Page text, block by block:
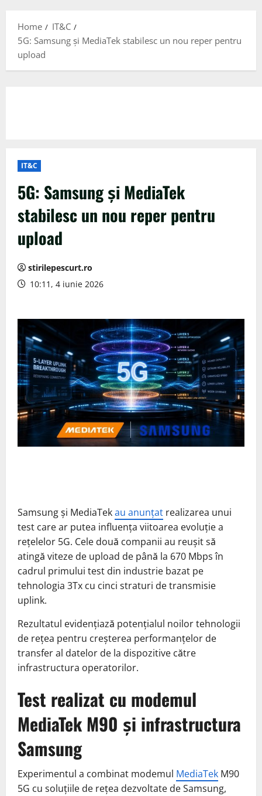
Home
IT&C
5G: Samsung și MediaTek stabilesc un nou reper pentru
upload
IT&C
5G: Samsung și MediaTek
stabilesc un nou reper pentru
upload
stirilepescurt.ro
10:11, 4 iunie 2026
Samsung și MediaTekau anunțat realizarea unui
test care ar putea influența viitoarea evoluție a
rețelelor 5G. Cele două companii au reușit să
atingă viteze de upload de până la 670 Mbps în
cadrul primului test din industrie bazat pe
tehnologia 3Tx cu cinci straturi de transmisie
uplink.
Rezultatul evidențiază potențialul noilor tehnologii
de rețea pentru creșterea performanțelor de
transfer al datelor de la dispozitive către
infrastructura operatorilor.
Test realizat cu modemul
MediaTek M90 și infrastructura
Samsung
Experimentul a combinat modemul MediaTek M90
5G cu soluțiile de rețea dezvoltate de Samsung,